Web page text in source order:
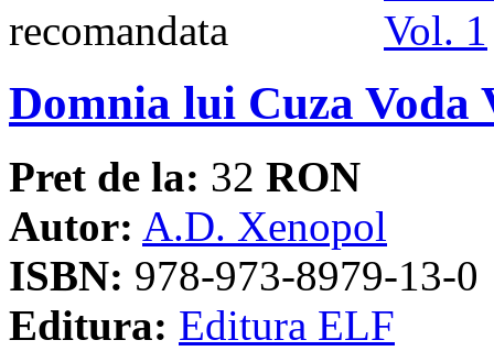
Domnia lui Cuza Voda
Pret de la: 32 RON
Autor: A.D. Xenopol
ISBN: 978-973-8979-13-0
Editura: Editura ELF